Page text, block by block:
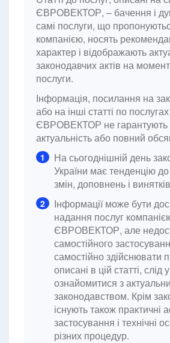
ЄВРОВЕКТОР, – бачення і
самі послуги, що
компанією, носять
характер і відображають
законодавчих актів на момент
послуги.
Інформація, посилання на
або на інші статті по
ЄВРОВЕКТОР не гарантують
актуальність або повний
1
На сьогоднішній день
України має тенденцію
змін, доповнень і
2
Інформації може бути
надання послуг
ЄВРОВЕКТОР, але
самостійного
самостійно здійснювати
описані в цій статті, слід
ознайомитися з
законодавством. Крім
існують також практичні
застосування і технічні
різних процедур.